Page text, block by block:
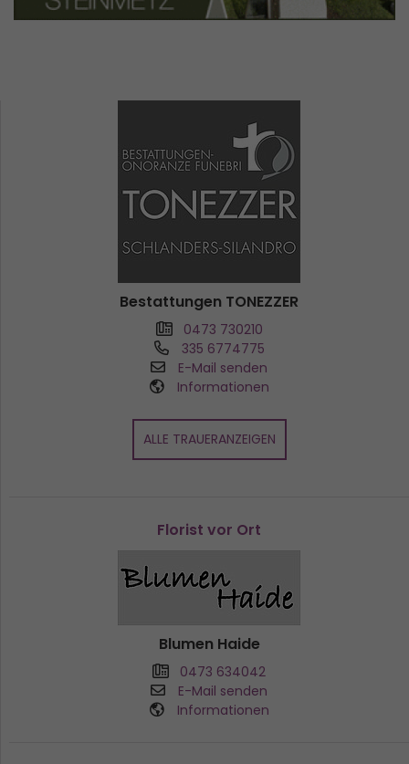
Bestattungen TONEZZER
0473 730210
335 6774775
E-Mail senden
Informationen
ALLE TRAUERANZEIGEN
Florist vor Ort
Blumen Haide
0473 634042
E-Mail senden
Informationen